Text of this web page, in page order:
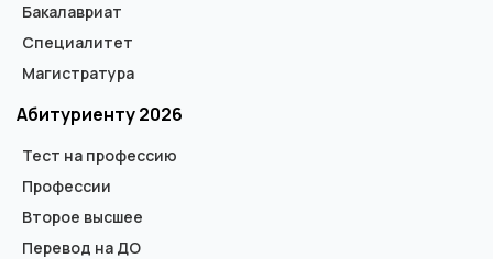
Бакалавриат
Специалитет
Магистратура
Абитуриенту 2026
Тест на профессию
Профессии
Второе высшее
Перевод на ДО